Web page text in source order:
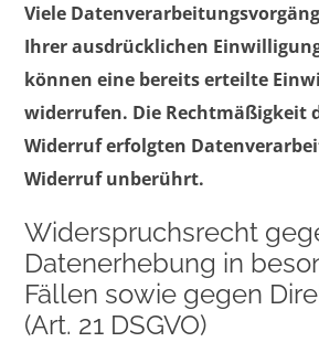
Viele
Ihrer ausdrücklichen
können eine bereits erteilte
widerrufen. Die Rechtmäßigkeit
Widerruf erfolgten
Widerruf unberührt.
Widerspruchsrecht
Datenerhebung in
Fällen sowie gegen
(Art. 21 DSGVO)